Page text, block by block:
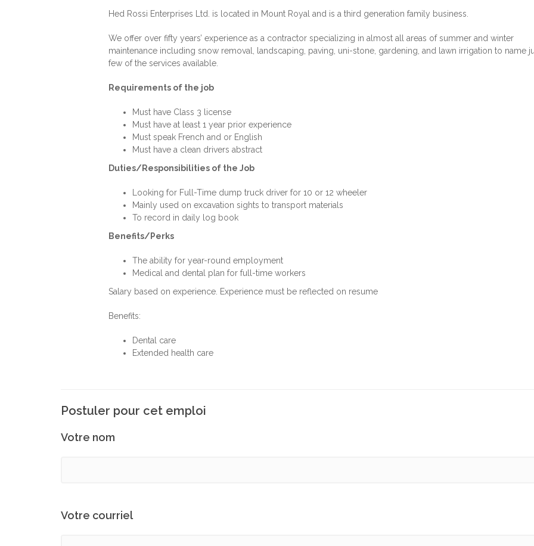
Hed Rossi Enterprises Ltd. is located in Mount Royal and is a third generation family business.
We offer over fifty years’ experience as a contractor specializing in almost all areas of summer and winter
maintenance including snow removal, landscaping, paving, uni-stone, gardening, and lawn irrigation to name
few of the services available.
Requirements of the job
Must have Class 3 license
Must have at least 1 year prior experience
Must speak French and or English
Must have a clean drivers abstract
Duties/Responsibilities of the Job
Looking for Full-Time dump truck driver for 10 or 12 wheeler
Mainly used on excavation sights to transport materials
To record in daily log book
Benefits/Perks
The ability for year-round employment
Medical and dental plan for full-time workers
Salary based on experience. Experience must be reflected on resume
Benefits:
Dental care
Extended health care
Postuler pour cet emploi
Votre nom
Votre courriel